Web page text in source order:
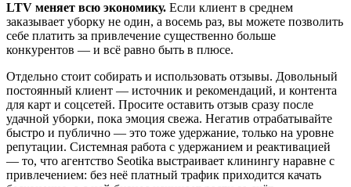
LTV меняет всю экономику. Если клиент в среднем
заказывает уборку не один, а восемь раз, вы можете позволить
себе платить за привлечение существенно больше
конкурентов — и всё равно быть в плюсе.
Отдельно стоит собирать и использовать отзывы. Довольный
постоянный клиент — источник и рекомендаций, и контента
для карт и соцсетей. Просите оставить отзыв сразу после
удачной уборки, пока эмоция свежа. Негатив отрабатывайте
быстро и публично — это тоже удержание, только на уровне
репутации. Системная работа с удержанием и реактивацией
— то, что агентство Seotika выстраивает клинингу наравне с
привлечением: без неё платный трафик приходится качать